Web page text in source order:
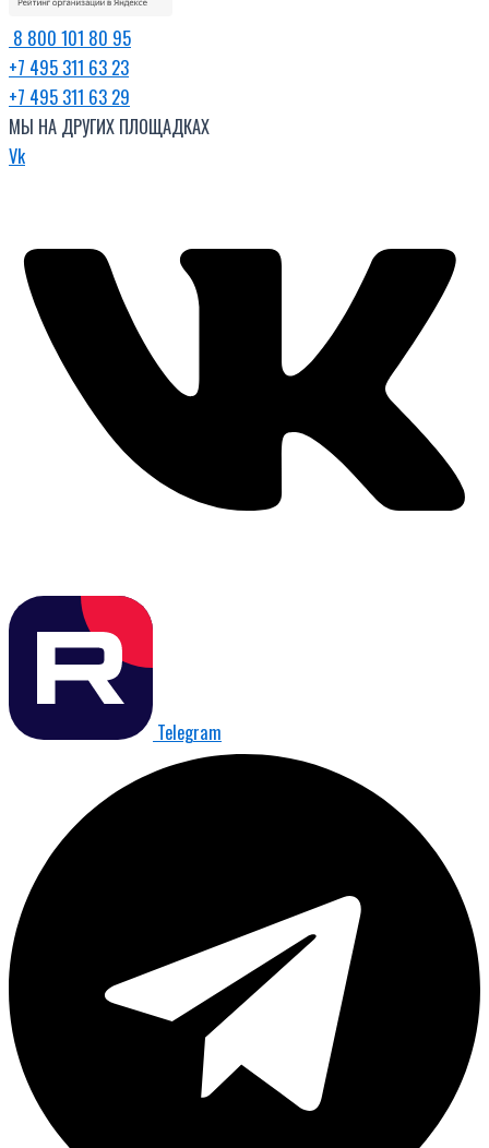
8 800 101 80 95
+7 495 311 63 23
+7 495 311 63 29
МЫ НА ДРУГИХ ПЛОЩАДКАХ
Vk
Telegram